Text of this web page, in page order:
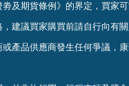
及期貨條例》的界定，買家
建議買家購買前請自行向有
產品供應商發生任何爭議，